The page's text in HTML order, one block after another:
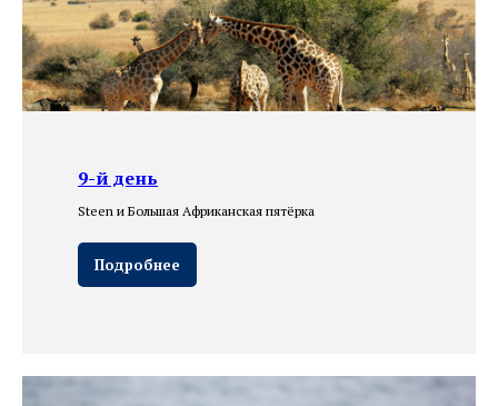
9-й день
Steen и Большая Африканская пятёрка
Подробнее